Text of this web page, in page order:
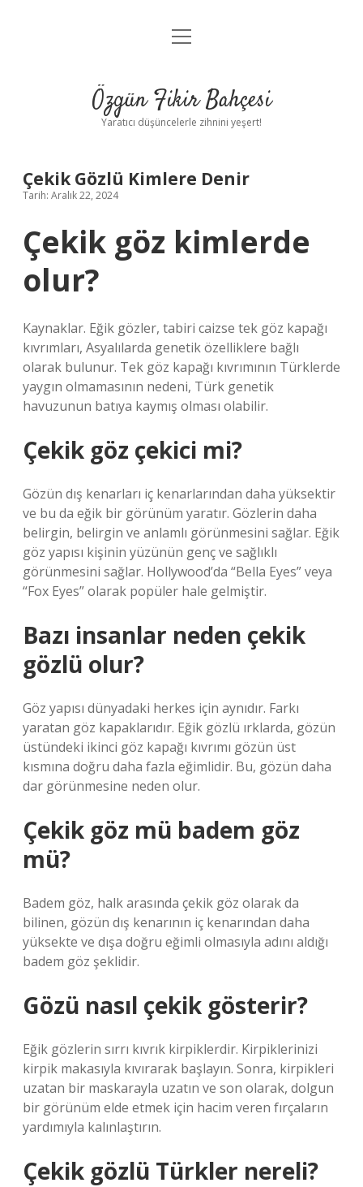
Anasayfa
Yasal Uyarı
menüyü
Özgün Fikir Bahçesi
Yaratıcı düşüncelerle zihnini yeşert!
Çekik Gözlü Kimlere Denir
Tarih: Aralık 22, 2024
Çekik göz kimlerde
olur?
Kaynaklar. Eğik gözler, tabiri caizse tek göz kapağı
kıvrımları, Asyalılarda genetik özelliklere bağlı
olarak bulunur. Tek göz kapağı kıvrımının Türklerde
yaygın olmamasının nedeni, Türk genetik
havuzunun batıya kaymış olması olabilir.
Çekik göz çekici mi?
Gözün dış kenarları iç kenarlarından daha yüksektir
ve bu da eğik bir görünüm yaratır. Gözlerin daha
belirgin, belirgin ve anlamlı görünmesini sağlar. Eğik
göz yapısı kişinin yüzünün genç ve sağlıklı
görünmesini sağlar. Hollywood’da “Bella Eyes” veya
“Fox Eyes” olarak popüler hale gelmiştir.
Bazı insanlar neden çekik
gözlü olur?
Göz yapısı dünyadaki herkes için aynıdır. Farkı
yaratan göz kapaklarıdır. Eğik gözlü ırklarda, gözün
üstündeki ikinci göz kapağı kıvrımı gözün üst
kısmına doğru daha fazla eğimlidir. Bu, gözün daha
dar görünmesine neden olur.
Çekik göz mü badem göz
mü?
Badem göz, halk arasında çekik göz olarak da
bilinen, gözün dış kenarının iç kenarından daha
yüksekte ve dışa doğru eğimli olmasıyla adını aldığı
badem göz şeklidir.
Gözü nasıl çekik gösterir?
Eğik gözlerin sırrı kıvrık kirpiklerdir. Kirpiklerinizi
kirpik makasıyla kıvırarak başlayın. Sonra, kirpikleri
uzatan bir maskarayla uzatın ve son olarak, dolgun
bir görünüm elde etmek için hacim veren fırçaların
yardımıyla kalınlaştırın.
Çekik gözlü Türkler nereli?